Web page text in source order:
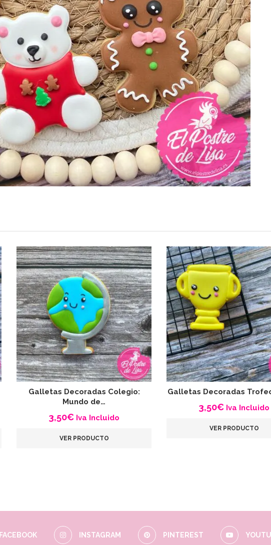
Galletas Decoradas Colegio:
Mundo de…
3,50€ Iva Incluido
VER PRODUCTO
Galletas Decoradas
3,50€ Iva Incluido
VER PRODUCTO
FACEBOOK INSTAGRAM PINTEREST